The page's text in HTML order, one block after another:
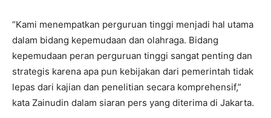
“Kami menempatkan perguruan tinggi menjadi hal utama
dalam bidang kepemudaan dan olahraga. Bidang
kepemudaan peran perguruan tinggi sangat penting dan
strategis karena apa pun kebijakan dari pemerintah tidak
lepas dari kajian dan penelitian secara komprehensif,”
kata Zainudin dalam siaran pers yang diterima di Jakarta.